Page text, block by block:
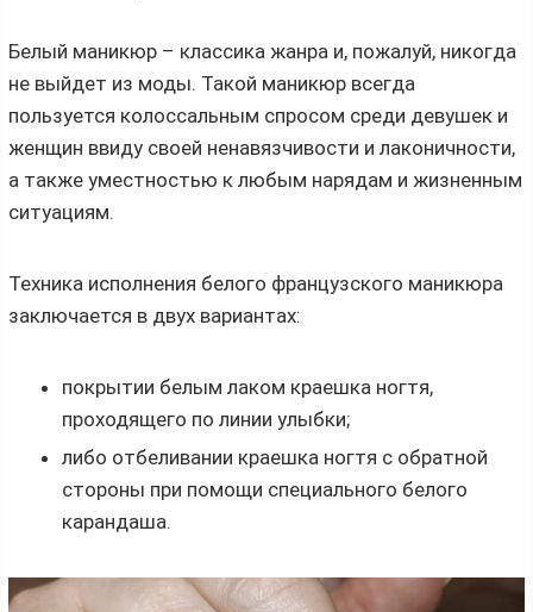
Белый маникюр – классика жанра и, пожалуй, никогда
не выйдет из моды. Такой маникюр всегда
пользуется колоссальным спросом среди девушек и
женщин ввиду своей ненавязчивости и лаконичности,
а также уместностью к любым нарядам и жизненным
ситуациям.
Техника исполнения белого французского маникюра
заключается в двух вариантах:
покрытии белым лаком краешка ногтя,
проходящего по линии улыбки;
либо отбеливании краешка ногтя с обратной
стороны при помощи специального белого
карандаша.